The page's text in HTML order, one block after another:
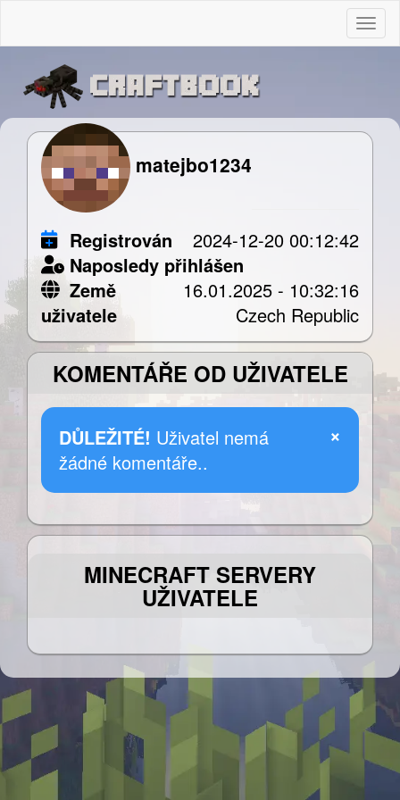
matejbo1234
Registrován
2024-12-20 00:12:42
Naposledy přihlášen
16.01.2025 - 10:32:16
Země
uživatele
Czech Republic
KOMENTÁŘE OD UŽIVATELE
×
DŮLEŽITÉ! Uživatel nemá
žádné komentáře..
MINECRAFT SERVERY
UŽIVATELE